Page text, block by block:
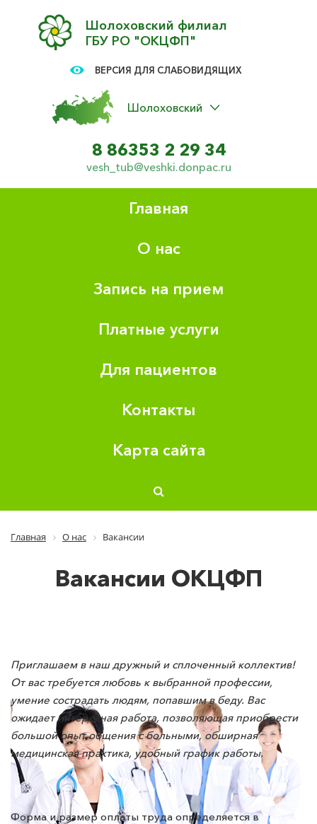
Шолоховский филиал
ГБУ РО "ОКЦФП"
ВЕРСИЯ ДЛЯ СЛАБОВИДЯЩИХ
Шолоховский
8 86353 2 29 34
vesh_tub@veshki.donpac.ru
Главная
О нас
Запись на прием
Платные услуги
Для пациентов
Контакты
Карта сайта
Главная О нас Вакансии
Вакансии ОКЦФП
Приглашаем в наш дружный и сплоченный коллектив!
От вас требуется любовь к выбранной профессии,
умение сострадать людям, попавшим в беду. Вас
ожидает интересная работа, позволяющая приобрести
большой опыт общения с больными, обширная
медицинская практика, удобный график работы.
Форма и размер оплаты труда определяется в